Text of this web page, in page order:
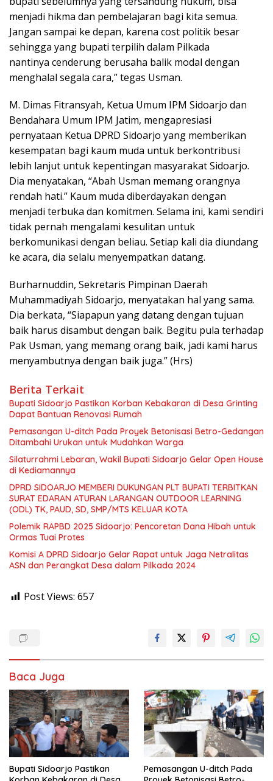
menjadi hikma dan pembelajaran bagi kita semua.
Jangan sampai ke depan, karena cost politik besar
sehingga yang bupati terpilih dalam Pilkada
nantinya cenderung berusaha balik modal dengan
menghalal segala cara,” tegas Usman.
M. Dimas Fitransyah, Ketua Umum IPM Sidoarjo dan
Bendahara Umum IPM Jatim, mengapresiasi
pernyataan Ketua DPRD Sidoarjo yang memberikan
kesempatan bagi kaum muda untuk berkontribusi
lebih lanjut untuk kepentingan masyarakat Sidoarjo.
Dia menyatakan, “Abah Usman memang orangnya
rendah hati.” Kaum muda diberdayakan dengan
menjadi terbuka dan komitmen. Selama ini, kami sendiri
tidak pernah mengalami kesulitan untuk
berkomunikasi dengan beliau. Setiap kali dia diundang
ke acara, dia selalu menyempatkan datang.
Burharnuddin, Sekretaris Pimpinan Daerah
Muhammadiyah Sidoarjo, menyatakan hal yang sama.
Dia berkata, “Siapapun yang datang dengan tujuan
baik harus disambut dengan baik. Begitu pula terhadap
Pak Usman, yang memang orang baik, jadi kami harus
menyambutnya dengan baik juga.” (Hrs)
Berita Terkait
Bupati Sidoarjo Pastikan Korban Kebakaran di Desa Grinting
Dapat Bantuan Renovasi Rumah
Pemasangan U-ditch Pada Proyek Betonisasi Betro-Gedangan
Ditambahi Urukan untuk Mudahkan Warga
Silaturrahmi Lebaran, Wakil Bupati Sidoarjo Gelar Open House
di Kediamannya
DPRD SIDOARJO MEMBERI DUKUNGAN PLT BUPATI TERBITKAN
SURAT EDARAN ATURAN LARANGAN OUTDOOR LEARNING
(ODL) TK, PAUD, SD, SMP/MTS KELUAR KOTA
Polemik RAPBD 2025 Sidoarjo: Pencoretan Dana Hibah untuk
Ormas Tuai Protes
Komisi A DPRD Sidoarjo Gelar Rapat untuk Jaga Netralitas
ASN dan Perangkat Desa dalam Pilkada 2024
Post Views: 657
Baca Juga
Bupati Sidoarjo Pastikan
Pemasangan U-ditch Pada